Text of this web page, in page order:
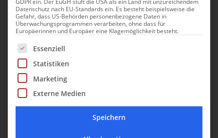
mit Rübengrün) und Pasticciotto (mit Pudding gefülltes
Gebäck) - um nur ein paar der „Must-Eats“ zu nennen.
Datenschutz nach EU-Standards ein. Es besteht beispielsweise die
Gefahr, dass US-Behörden personenbezogene Daten in
Überwachungsprogrammen verarbeiten, ohne dass für
Europäerinnen und Europäer eine Klagemöglichkeit besteht.
Es folgt eine Liste der Service-Gruppen, für die eine
Essenziell
Statistiken
Marketing
Externe Medien
Speichern